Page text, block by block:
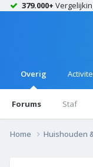
379.000+
Overig
Forums Staf
Home Huishouden